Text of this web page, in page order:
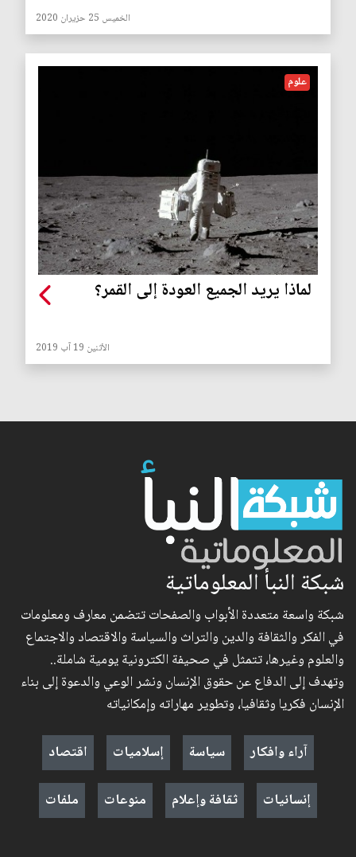
الخميس 25 حزيران 2020
علوم
لماذا يريد الجميع العودة إلى القمر؟
الأثنين 19 آب 2019
شبكة النبأ المعلوماتية
شبكة واسعة متعددة الأبواب والصفحات تتضمن معارف ومعلومات
في الفكر والثقافة والدين والتراث والسياسة والاقتصاد والاجتماع
والعلوم وغيرها، تتمثل في صحيفة الكترونية يومية شاملة..
وتهدف إلى الدفاع عن حقوق الإنسان ونشر الوعي والدعوة إلى بناء
الإنسان فكريا وثقافيا، وتطوير مهاراته وإمكانياته
آراء وافكار
سياسة إسلاميات
اقتصاد
إنسانيات
ثقافة وإعلام منوعات ملفات